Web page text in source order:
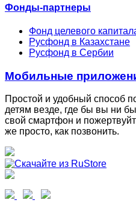
Фонды-партнеры
Фонд целевого
Русфонд в Казахстане
Русфонд в Сербии
Мобильные
Простой и удобный способ
детям везде, где бы вы ни
свой смартфон и
же просто, как позвонить.